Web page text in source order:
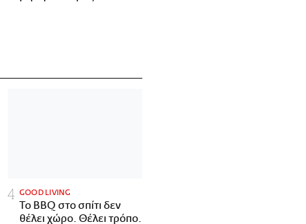
GOOD LIVING
Το BBQ στο σπίτι δεν
θέλει χώρο. Θέλει τρόπο.